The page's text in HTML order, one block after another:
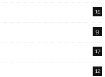
15
9
17
12